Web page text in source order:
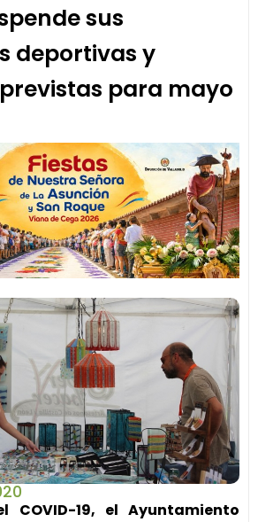
sus
deportivas y
para mayo
COVID-19, el Ayuntamiento